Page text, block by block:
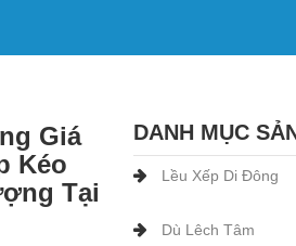
ở đây
Giá
Kéo
Tại
DANH MỤC
Lều Xếp Di Đông
Dù Lêch Tâm